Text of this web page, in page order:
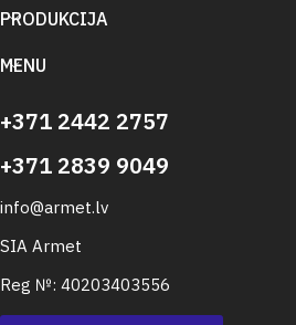
PRODUKCIJA
MENU
+371 2442 2757
+371 2839 9049
info@armet.lv
SIA Armet
Reg №: 40203403556